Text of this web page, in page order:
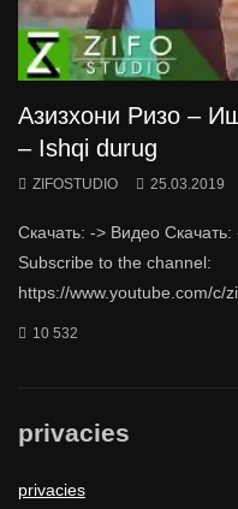
Азизхони Ризо –
– Ishqi durug
ZIFOSTUDIO 25.03.2019
Скачать: -> Видео
Subscribe to the channel:
https://www.youtube.com/c/
10 532
privacies
privacies